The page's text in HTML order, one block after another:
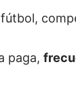
paga,